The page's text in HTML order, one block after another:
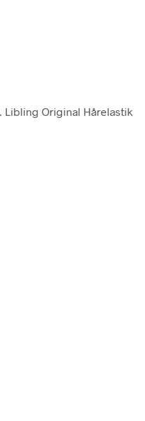
. Libling Original Hårelastik